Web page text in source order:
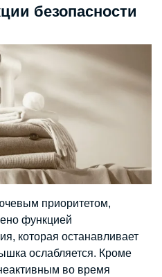
безопасности
приоритетом,
функцией
которая останавливает
ослабляется. Кроме
во время